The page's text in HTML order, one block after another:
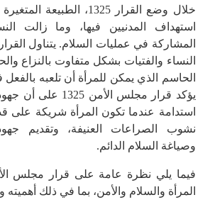
خلال وضع القرار 1325،
استهداف المدنيين فيها، وما زالت
المشاركة في عمليات السلام. يتناول
النساء والفتيات بشكل متفاوت بالنزاع
الحاسم الذي يمكن للمرأة أن تلعبه
يؤكد قرار مجلس الأمن
استدامة عندما تكون المرأة شريكة على
نشوب الصراعات العنيفة، وتقديم جهود
وصياغة السلام الدائم.
المرأة والسلام والأمن، بما في ذلك أهميته